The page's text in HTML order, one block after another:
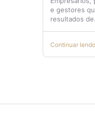
e gestores
resultados
Continuar lendo